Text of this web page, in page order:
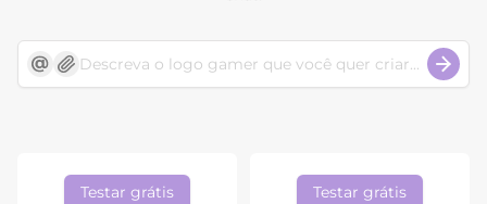
Testar grátis Testar grátis